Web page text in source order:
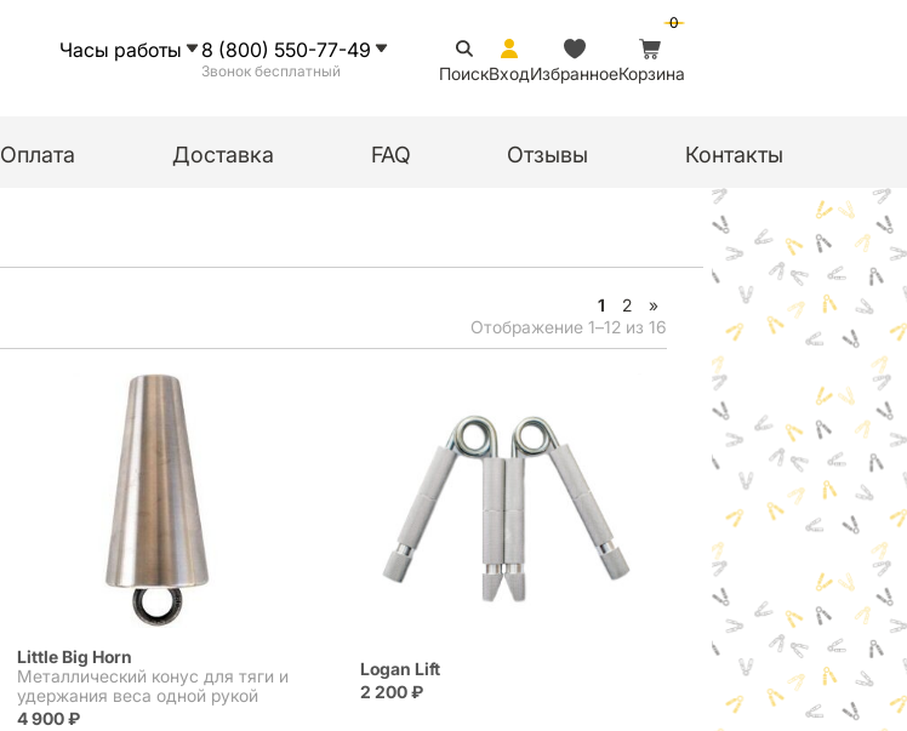
Часы работы 8 (800) 550-77-49
Звонок бесплатный ПоискВходИзбранное
0
Корзина
Оплата Доставка FAQ Отзывы Контакты
1 2
»
Отображение 1–12 из 16
Little Big Horn
Металлический конус для тяги и
удержания веса одной рукой
4 900₽
Logan Lift
2 200₽